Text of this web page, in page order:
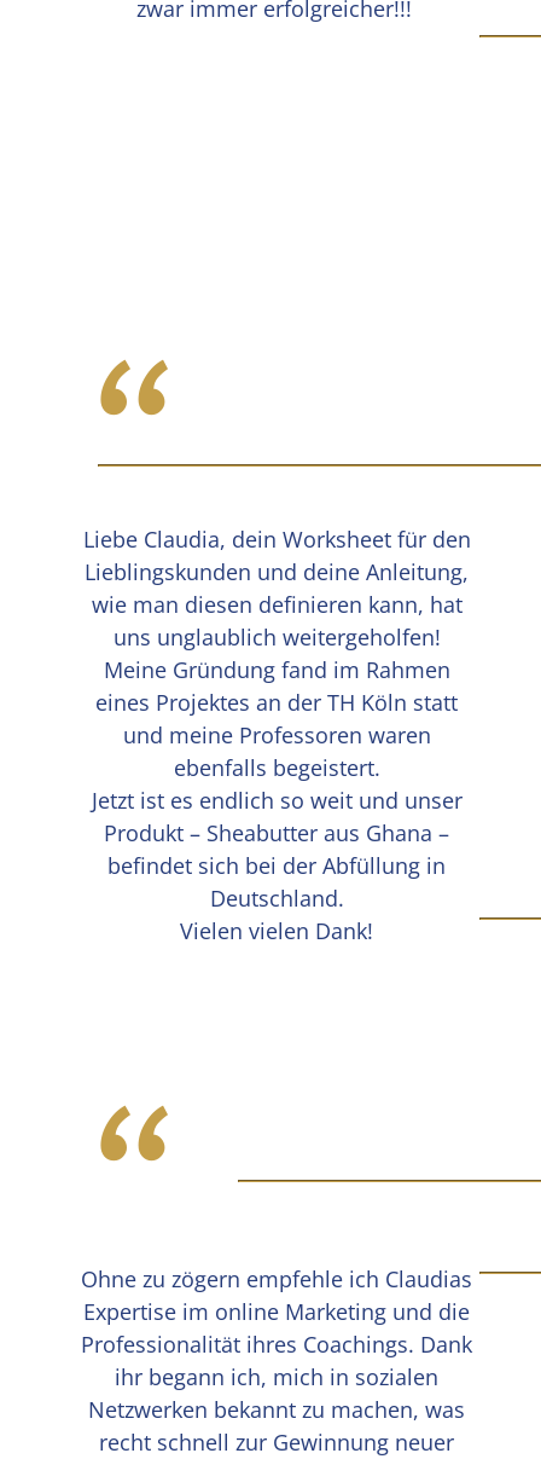
zwar immer erfolgreicher!!!
“
Liebe Claudia, dein Worksheet für den
Lieblingskunden und deine Anleitung,
wie man diesen definieren kann, hat
uns unglaublich weitergeholfen!
Meine Gründung fand im Rahmen
eines Projektes an der TH Köln statt
und meine Professoren waren
ebenfalls begeistert.
Jetzt ist es endlich so weit und unser
Produkt – Sheabutter aus Ghana –
befindet sich bei der Abfüllung in
Deutschland.
Vielen vielen Dank!
“
Ohne zu zögern empfehle ich Claudias
Expertise im online Marketing und die
Professionalität ihres Coachings. Dank
ihr begann ich, mich in sozialen
Netzwerken bekannt zu machen, was
recht schnell zur Gewinnung neuer